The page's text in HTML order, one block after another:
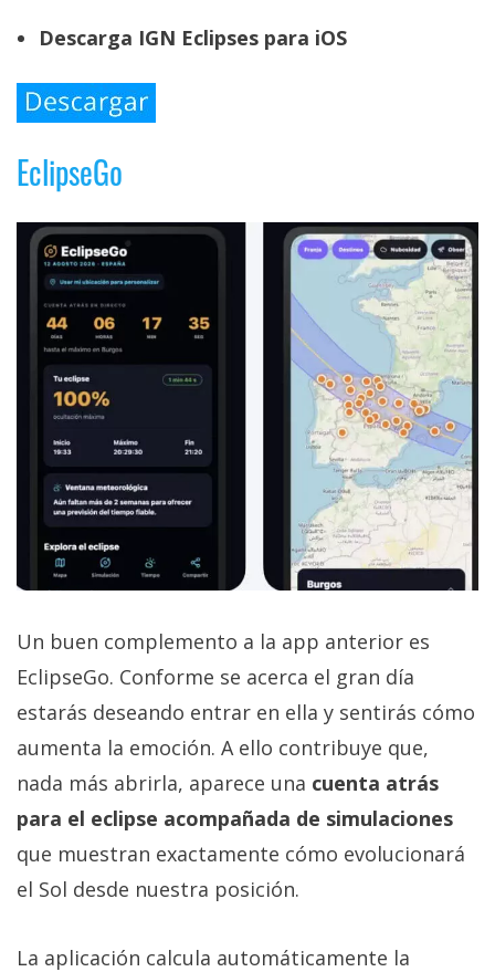
Descarga IGN Eclipses para iOS
EclipseGo
Un buen complemento a la app anterior es
EclipseGo. Conforme se acerca el gran día
estarás deseando entrar en ella y sentirás cómo
aumenta la emoción. A ello contribuye que,
nada más abrirla, aparece una cuenta atrás
para el eclipse acompañada de simulaciones
que muestran exactamente cómo evolucionará
el Sol desde nuestra posición.
La aplicación calcula automáticamente la